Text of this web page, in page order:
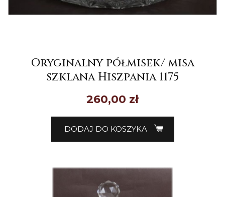
Oryginalny półmisek/ misa
szklana Hiszpania 1175
260,00 zł
DODAJ DO KOSZYKA